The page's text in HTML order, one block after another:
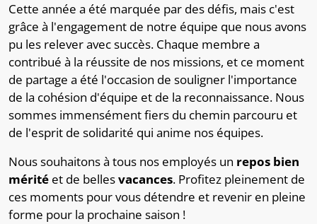
Cette année a été marquée par des défis, mais c'est
grâce à l'engagement de notre équipe que nous avons
pu les relever avec succès. Chaque membre a
contribué à la réussite de nos missions, et ce moment
de partage a été l'occasion de souligner l'importance
de la cohésion d'équipe et de la reconnaissance. Nous
sommes immensément fiers du chemin parcouru et
de l'esprit de solidarité qui anime nos équipes.
Nous souhaitons à tous nos employés un repos bien
mérité et de bellesvacances. Profitez pleinement de
ces moments pour vous détendre et revenir en pleine
forme pour la prochaine saison !